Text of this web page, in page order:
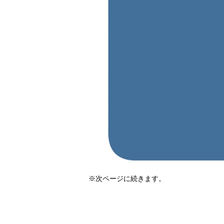
※次ページに続きます。